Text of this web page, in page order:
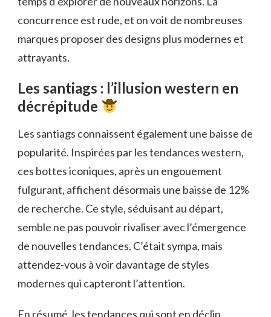
concurrence est rude, et on voit de nombreuses
marques proposer des designs plus modernes et
attrayants.
Les santiags : l’illusion western en
décrépitude
Les santiags connaissent également une baisse de
popularité. Inspirées par les tendances western,
ces bottes iconiques, après un engouement
fulgurant, affichent désormais une baisse de 12%
de recherche. Ce style, séduisant au départ,
semble ne pas pouvoir rivaliser avec l’émergence
de nouvelles tendances. C’était sympa, mais
attendez-vous à voir davantage de styles
modernes qui capteront l’attention.
En résumé, les tendances qui sont en déclin